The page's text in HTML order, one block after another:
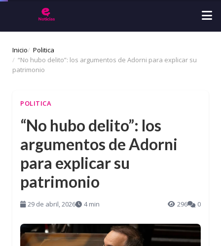
Inicio
Politica
“No hubo delito”: los argumentos de Adorni para explicar su
patrimonio
POLITICA
“No hubo delito”: los
argumentos de Adorni
para explicar su
patrimonio
29 de abril, 2026 4 min 296 0